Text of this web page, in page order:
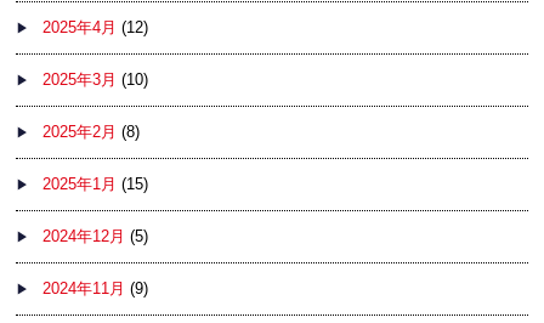
2025年4月 (12)
2025年3月 (10)
2025年2月 (8)
2025年1月 (15)
2024年12月 (5)
2024年11月 (9)